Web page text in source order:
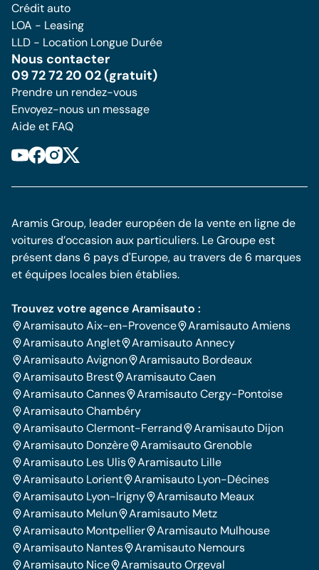
Crédit auto
LOA - Leasing
LLD - Location Longue Durée
Nous contacter
09 72 72 20 02 (gratuit)
Prendre un rendez-vous
Envoyez-nous un message
Aide et FAQ
Aramis Group, leader européen de la vente en ligne de
voitures d’occasion aux particuliers. Le Groupe est
présent dans 6 pays d'Europe, au travers de 6 marques
et équipes locales bien établies.
Trouvez votre agence Aramisauto :
Aramisauto Aix-en-Provence
Aramisauto Amiens
Aramisauto Anglet
Aramisauto Annecy
Aramisauto Avignon
Aramisauto Bordeaux
Aramisauto Brest
Aramisauto Caen
Aramisauto Cannes
Aramisauto Cergy-Pontoise
Aramisauto Chambéry
Aramisauto Clermont-Ferrand
Aramisauto Dijon
Aramisauto Donzère
Aramisauto Grenoble
Aramisauto Les Ulis
Aramisauto Lille
Aramisauto Lorient
Aramisauto Lyon-Décines
Aramisauto Lyon-Irigny
Aramisauto Meaux
Aramisauto Melun
Aramisauto Metz
Aramisauto Montpellier
Aramisauto Mulhouse
Aramisauto Nantes
Aramisauto Nemours
Aramisauto Nice
Aramisauto Orgeval